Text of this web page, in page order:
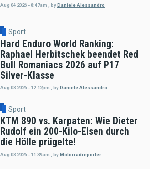
Aug 04 2026 - 8:47am , byDaniele Alessandro
Sport
Hard Enduro World Ranking:
Raphael Herbitschek beendet Red
Bull Romaniacs 2026 auf P17
Silver-Klasse
Aug 03 2026 - 12:12pm byDaniele Alessandro
Sport
KTM 890 vs. Karpaten: Wie Dieter
Rudolf ein 200-Kilo-Eisen durch
die Hölle prügelte!
Aug 03 2026 - 11:39am byMotorradreporter